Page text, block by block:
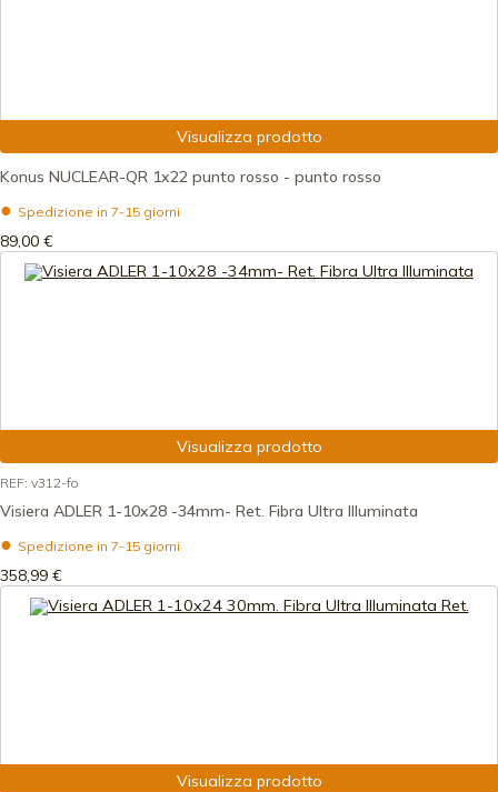
Visualizza prodotto
Konus NUCLEAR-QR 1x22 punto rosso - punto rosso
Spedizione in 7-15 giorni
89,00 €
Visualizza prodotto
REF: v312-fo
Visiera ADLER 1-10x28 -34mm- Ret. Fibra Ultra Illuminata
Spedizione in 7-15 giorni
358,99 €
Visualizza prodotto